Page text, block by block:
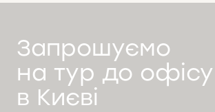
Запрошуємо
на тур до офісу
в Києві